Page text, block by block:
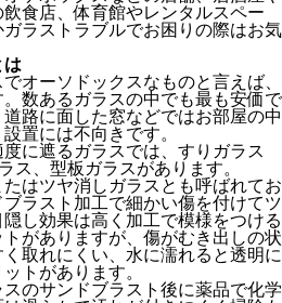
食店、体育館やレンタルスペー
ラストラブルでお困りの際はお気
は
オーソドックスなものと言えば、
数あるガラスの中でも最も安価で
路に面した窓などではお部屋の中
置には不向きです。
に遮るガラスでは、すりガラス
ス、型板ガラスがあります。
はツヤ消しガラスとも呼ばれてお
ラスト加工で細かい傷を付けてツ
し効果は高く加工で模様をつける
がありますが、傷がむき出しの状
取れにくい、水に濡れると透明に
トがあります。
スのサンドブラスト後に薬品で化学